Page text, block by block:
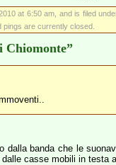
at 6:50 am, and is filed
are currently closed.
Chiomonte”
dalla banda che le
casse mobili in testa